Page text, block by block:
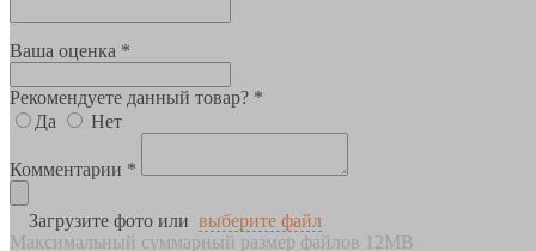
Ваша оценка *
Рекомендуете данный товар? *
Да
Нет
Комментарии *
Загрузите фото или выберите файл
Максимальный суммарный размер файлов 12MB